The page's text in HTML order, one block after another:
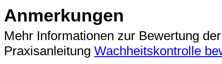
Anmerkungen
Mehr Informationen zur Bewertung
Praxisanleitung Wachheitskontrolle